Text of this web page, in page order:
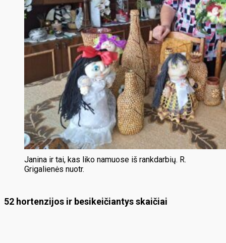
Janina ir tai, kas liko namuose iš rankdarbių. R.
Grigalienės nuotr.
52 hortenzijos ir besikeičiantys skaičiai